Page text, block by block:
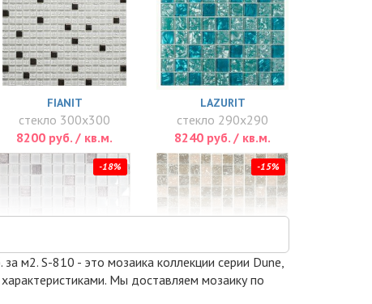
FIANIT
стекло 300x300
8200 руб. / кв.м.
LAZURIT
стекло 290x290
8240 руб. / кв.м.
-18% -15%
м2. S-810 - это мозаика коллекции серии Dune,
Мы доставляем мозаику по